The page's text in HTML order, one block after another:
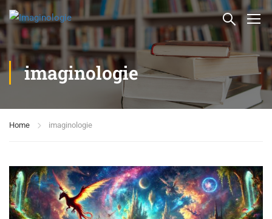
imaginologie
Home imaginologie